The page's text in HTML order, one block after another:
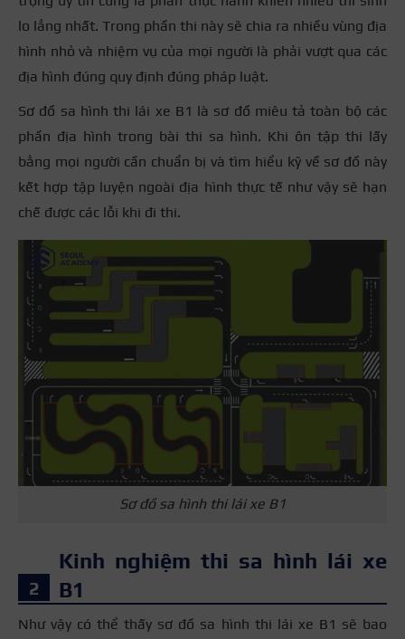
lo lắng nhất. Trong phần thi này sẽ chia ra nhiều vùng địa
hình nhỏ và nhiệm vụ của mọi người là phải vượt qua các
địa hình đúng quy định đúng pháp luật.
Sơ đồ sa hình thi lái xe B1 là sơ đồ miêu tả toàn bộ các
phần địa hình trong bài thi sa hình. Khi ôn tập thi lấy
bằng mọi người cần chuẩn bị và tìm hiểu kỹ về sơ đồ này
kết hợp tập luyện ngoài địa hình thực tế như vậy sẽ hạn
chế được các lỗi khi đi thi.
Sơ đồ sa hình thi lái xe B1
Kinh nghiệm thi sa hình lái xe
B1
Như vậy có thể thấy sơ đồ sa hình thi lái xe B1 sẽ bao